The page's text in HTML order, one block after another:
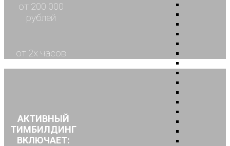
от 200 000
рублей
от 2х часов
АКТИВНЫЙ
ТИМБИЛДИНГ
ВКЛЮЧАЕТ: